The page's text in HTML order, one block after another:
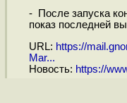
- После запуска
показ последней
URL: https://
Mar...
Новость: https://